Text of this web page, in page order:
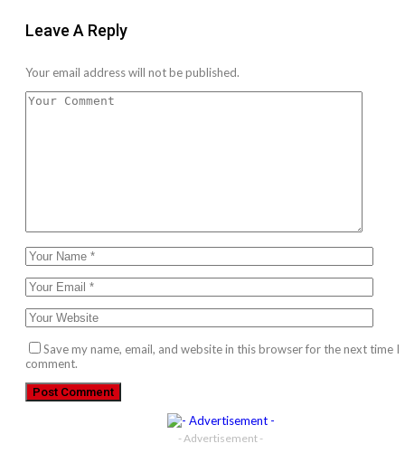
Leave A Reply
Your email address will not be published.
Save my name, email, and website in this browser for the next time I
comment.
- Advertisement -